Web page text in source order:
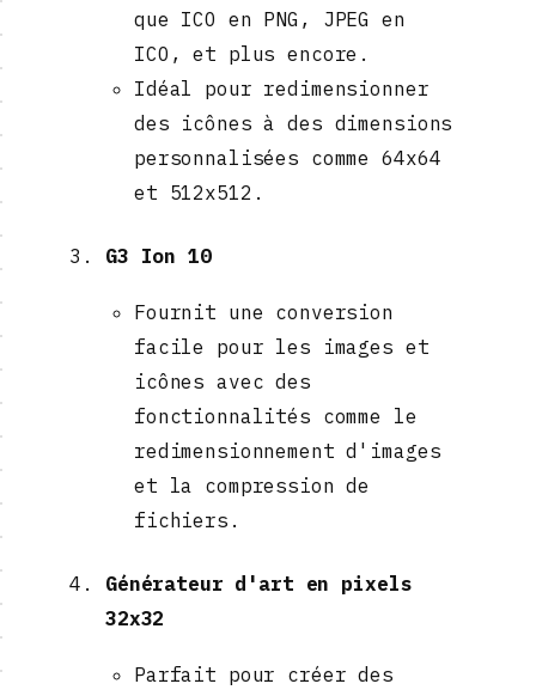
que ICO en PNG, JPEG en
ICO, et plus encore.
Idéal pour redimensionner
des icônes à des dimensions
personnalisées comme 64x64
et 512x512.
G3 Ion 10
Fournit une conversion
facile pour les images et
icônes avec des
fonctionnalités comme le
redimensionnement d'images
et la compression de
fichiers.
Générateur d'art en pixels
32x32
Parfait pour créer des